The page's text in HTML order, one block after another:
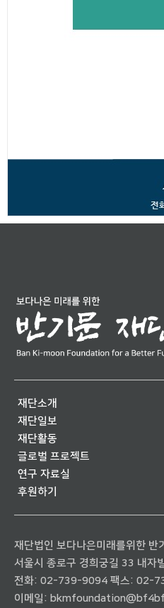
재단소개
재단일보
재단활동
글로벌 프로젝트
연구 자료실
후원하기
재단법인 보다나은미래를위한 반
서울시 종로구 경희궁길 33 내자
전화: 02-739-9094 팩스: 02-
이메일: